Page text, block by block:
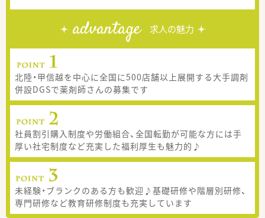
advantage 求人の魅力
北陸・甲信越を中心に全国に500店舗以上展開する大手調剤
併設DGSで薬剤師さんの募集です
社員割引購入制度や労働組合、全国転勤が可能な方には手
厚い社宅制度など充実した福利厚生も魅力的♪
未経験・ブランクのある方も歓迎♪基礎研修や階層別研修、
専門研修など教育研修制度も充実しています